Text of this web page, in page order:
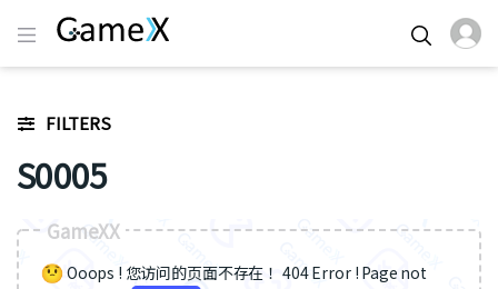
FILTERS
S0005
GameXX
Ooops ! 您访问的页面不存在 ！404 Error ! Page not